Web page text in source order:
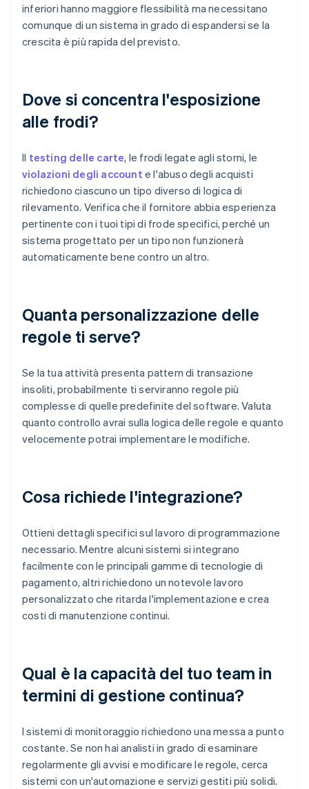
inferiori hanno maggiore flessibilità ma necessitano
comunque di un sistema in grado di espandersi se la
crescita è più rapida del previsto.
Dove si concentra l'esposizione
alle frodi?
Il testing delle carte, le frodi legate agli storni, le
violazioni degli account e l'abuso degli acquisti
richiedono ciascuno un tipo diverso di logica di
rilevamento. Verifica che il fornitore abbia esperienza
pertinente con i tuoi tipi di frode specifici, perché un
sistema progettato per un tipo non funzionerà
automaticamente bene contro un altro.
Quanta personalizzazione delle
regole ti serve?
Se la tua attività presenta pattern di transazione
insoliti, probabilmente ti serviranno regole più
complesse di quelle predefinite del software. Valuta
quanto controllo avrai sulla logica delle regole e quanto
velocemente potrai implementare le modifiche.
Cosa richiede l'integrazione?
Ottieni dettagli specifici sul lavoro di programmazione
necessario. Mentre alcuni sistemi si integrano
facilmente con le principali gamme di tecnologie di
pagamento, altri richiedono un notevole lavoro
personalizzato che ritarda l'implementazione e crea
costi di manutenzione continui.
Qual è la capacità del tuo team in
termini di gestione continua?
I sistemi di monitoraggio richiedono una messa a punto
costante. Se non hai analisti in grado di esaminare
regolarmente gli avvisi e modificare le regole, cerca
sistemi con un'automazione e servizi gestiti più solidi.